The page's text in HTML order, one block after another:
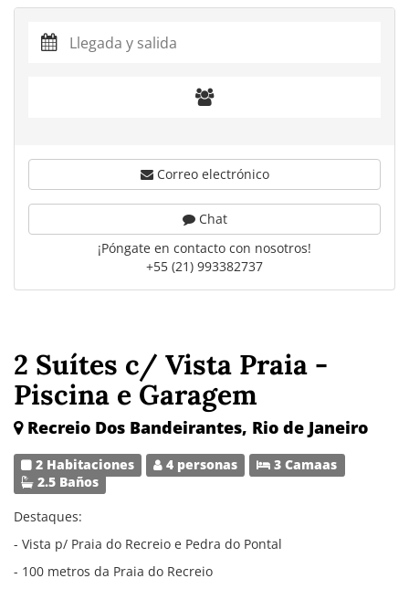
2 Suítes c/ Vista Praia -
Piscina e Garagem
Recreio Dos Bandeirantes, Rio de Janeiro
2 Habitaciones 4 personas
3 Camaas
2.5 Baños
Destaques:
- Vista p/ Praia do Recreio e Pedra do Pontal
- 100 metros da Praia do Recreio
Correo electrónico
Chat
¡Póngate en contacto con nosotros!
+55 (21) 993382737